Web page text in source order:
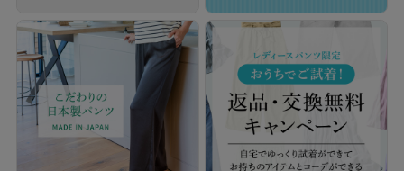
シワになりにくく、お手入れも気軽。UVカット機能付きで日差
しの気になる季節にも頼れる、大人の日常に寄り添うワイドパン
ツです。